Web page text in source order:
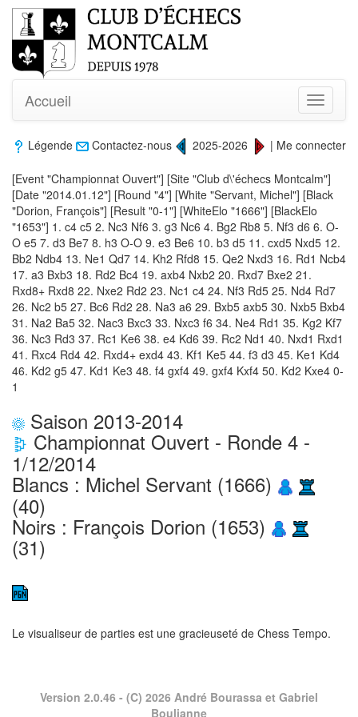
Toggle
Accueil
Légende Contactez-nous 2025-2026 | Me connecter
[Event "Championnat Ouvert"] [Site "Club d\'échecs Montcalm"]
[Date "2014.01.12"] [Round "4"] [White "Servant, Michel"] [Black
"Dorion, François"] [Result "0-1"] [WhiteElo "1666"] [BlackElo
"1653"] 1. c4 c5 2. Nc3 Nf6 3. g3 Nc6 4. Bg2 Rb8 5. Nf3 d6 6. O-
O e5 7. d3 Be7 8. h3 O-O 9. e3 Be6 10. b3 d5 11. cxd5 Nxd5 12.
Bb2 Ndb4 13. Ne1 Qd7 14. Kh2 Rfd8 15. Qe2 Nxd3 16. Rd1 Ncb4
17. a3 Bxb3 18. Rd2 Bc4 19. axb4 Nxb2 20. Rxd7 Bxe2 21.
Rxd8+ Rxd8 22. Nxe2 Rd2 23. Nc1 c4 24. Nf3 Rd5 25. Nd4 Rd7
26. Nc2 b5 27. Bc6 Rd2 28. Na3 a6 29. Bxb5 axb5 30. Nxb5 Bxb4
31. Na2 Ba5 32. Nac3 Bxc3 33. Nxc3 f6 34. Ne4 Rd1 35. Kg2 Kf7
36. Nc3 Rd3 37. Rc1 Ke6 38. e4 Kd6 39. Rc2 Nd1 40. Nxd1 Rxd1
41. Rxc4 Rd4 42. Rxd4+ exd4 43. Kf1 Ke5 44. f3 d3 45. Ke1 Kd4
46. Kd2 g5 47. Kd1 Ke3 48. f4 gxf4 49. gxf4 Kxf4 50. Kd2 Kxe4 0-
1
Saison 2013-2014
Championnat Ouvert - Ronde 4 -
1/12/2014
Blancs : Michel Servant (1666)
(40)
Noirs : François Dorion (1653)
(31)
Le visualiseur de parties est une gracieuseté de Chess Tempo.
Version 2.0.46 - (C) 2026 André Bourassa et Gabriel
Boulianne